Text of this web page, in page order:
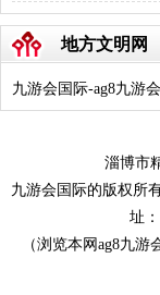
地方文明网
九游会国际-ag8九游
淄博市
九游会国际的版权所
址
（浏览本网ag8九